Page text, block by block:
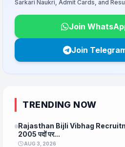
Sarkari Naukri, Admit Cards, and
Join
Join
TRENDING NOW
Rajasthan Bijli Vibhag
2005 पदों पर...
AUG 3, 2026